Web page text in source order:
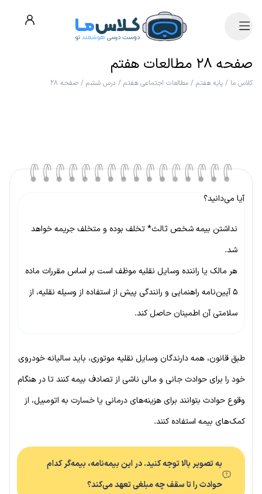
صفحه ۲۸ مطالعات هفتم
کلاس ما / پایه هفتم / مطالعات اجتماعی هفتم / درس ششم / صفحه ۲۸
آیا می‌دانید؟
نداشتن بیمه شخص ثالث* تخلف بوده و متخلف جریمه خواهد
شد.
هر مالک یا راننده وسایل نقلیه موظف است بر اساس مقررات ماده
۵ آیین‌نامه راهنمایی و رانندگی پیش از استفاده از وسیله نقلیه، از
سلامتی آن اطمینان حاصل کند.
طبق قانون، همه دارندگان وسایل نقلیه موتوری، باید سالیانه خودروی
خود را برای حوادث جانی و مالی ناشی از تصادف بیمه کنند تا در هنگام
وقوع حوادث بتوانند برای هزینه‌های درمانی یا خسارت به اتومبیل، از
کمک‌های بیمه استفاده کنند.
به تصویر بالا توجه کنید. در این بیمه‌نامه، بیمه‌گر کدام
حوادث را تا سقف چه مبلغی تعهد می‌کند؟